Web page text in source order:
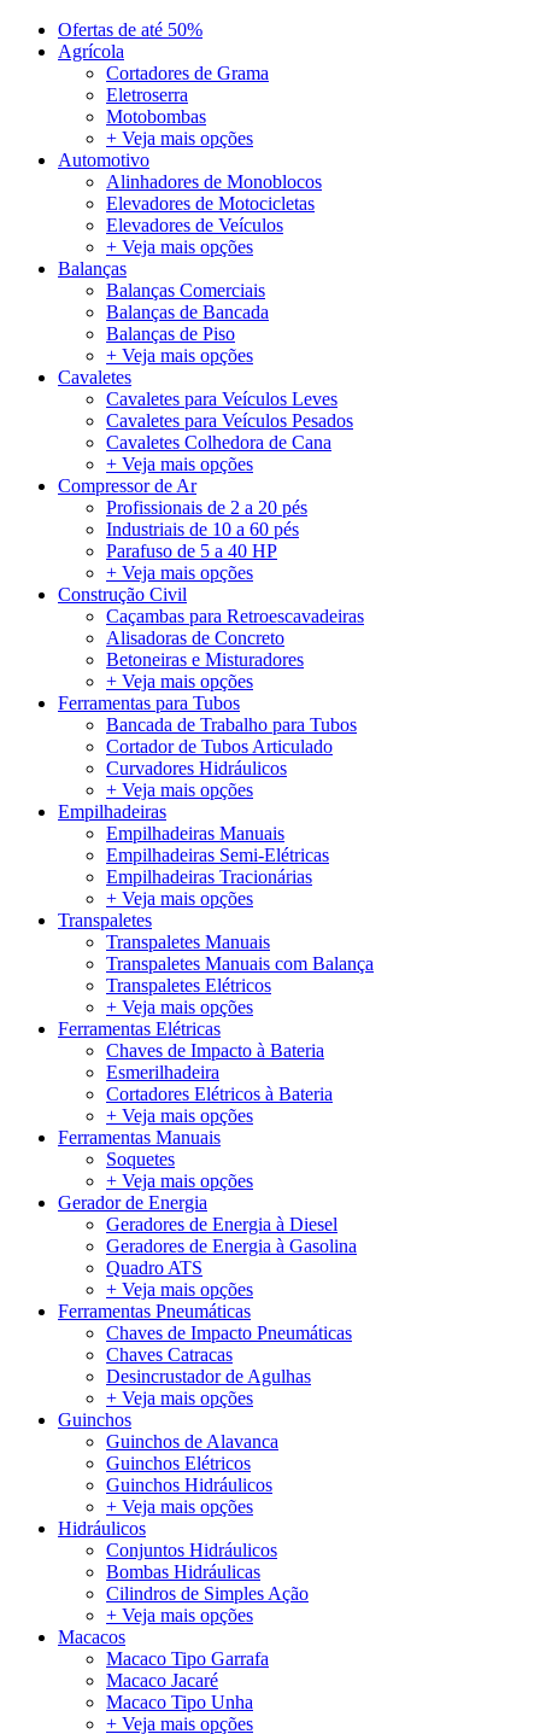
Ofertas de até 50%
Agrícola
Cortadores de Grama
Eletroserra
Motobombas
+ Veja mais opções
Automotivo
Alinhadores de Monoblocos
Elevadores de Motocicletas
Elevadores de Veículos
+ Veja mais opções
Balanças
Balanças Comerciais
Balanças de Bancada
Balanças de Piso
+ Veja mais opções
Cavaletes
Cavaletes para Veículos Leves
Cavaletes para Veículos Pesados
Cavaletes Colhedora de Cana
+ Veja mais opções
Compressor de Ar
Profissionais de 2 a 20 pés
Industriais de 10 a 60 pés
Parafuso de 5 a 40 HP
+ Veja mais opções
Construção Civil
Caçambas para Retroescavadeiras
Alisadoras de Concreto
Betoneiras e Misturadores
+ Veja mais opções
Ferramentas para Tubos
Bancada de Trabalho para Tubos
Cortador de Tubos Articulado
Curvadores Hidráulicos
+ Veja mais opções
Empilhadeiras
Empilhadeiras Manuais
Empilhadeiras Semi-Elétricas
Empilhadeiras Tracionárias
+ Veja mais opções
Transpaletes
Transpaletes Manuais
Transpaletes Manuais com Balança
Transpaletes Elétricos
+ Veja mais opções
Ferramentas Elétricas
Chaves de Impacto à Bateria
Esmerilhadeira
Cortadores Elétricos à Bateria
+ Veja mais opções
Ferramentas Manuais
Soquetes
+ Veja mais opções
Gerador de Energia
Geradores de Energia à Diesel
Geradores de Energia à Gasolina
Quadro ATS
+ Veja mais opções
Ferramentas Pneumáticas
Chaves de Impacto Pneumáticas
Chaves Catracas
Desincrustador de Agulhas
+ Veja mais opções
Guinchos
Guinchos de Alavanca
Guinchos Elétricos
Guinchos Hidráulicos
+ Veja mais opções
Hidráulicos
Conjuntos Hidráulicos
Bombas Hidráulicas
Cilindros de Simples Ação
+ Veja mais opções
Macacos
Macaco Tipo Garrafa
Macaco Jacaré
Macaco Tipo Unha
+ Veja mais opções